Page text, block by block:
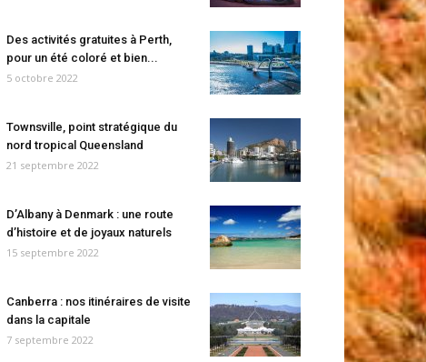
Des activités gratuites à Perth,
pour un été coloré et bien...
5 octobre 2022
Townsville, point stratégique du
nord tropical Queensland
21 septembre 2022
D’Albany à Denmark : une route
d’histoire et de joyaux naturels
15 septembre 2022
Canberra : nos itinéraires de visite
dans la capitale
7 septembre 2022